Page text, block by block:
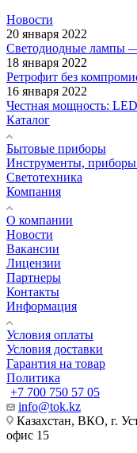
Новости
20 января 2022
Светодиодные лампы
18 января 2022
Ретрофит без
16 января 2022
Честная мощность:
Каталог
Бытовые приборы
Инструменты, приборы
Светотехника
Компания
О компании
Новости
Вакансии
Лицензии
Партнеры
Контакты
Информация
Условия оплаты
Условия доставки
Гарантия на товар
Политика
+7 700 750 57 05
info@tok.kz
Казахстан, ВКО, г.
офис 15